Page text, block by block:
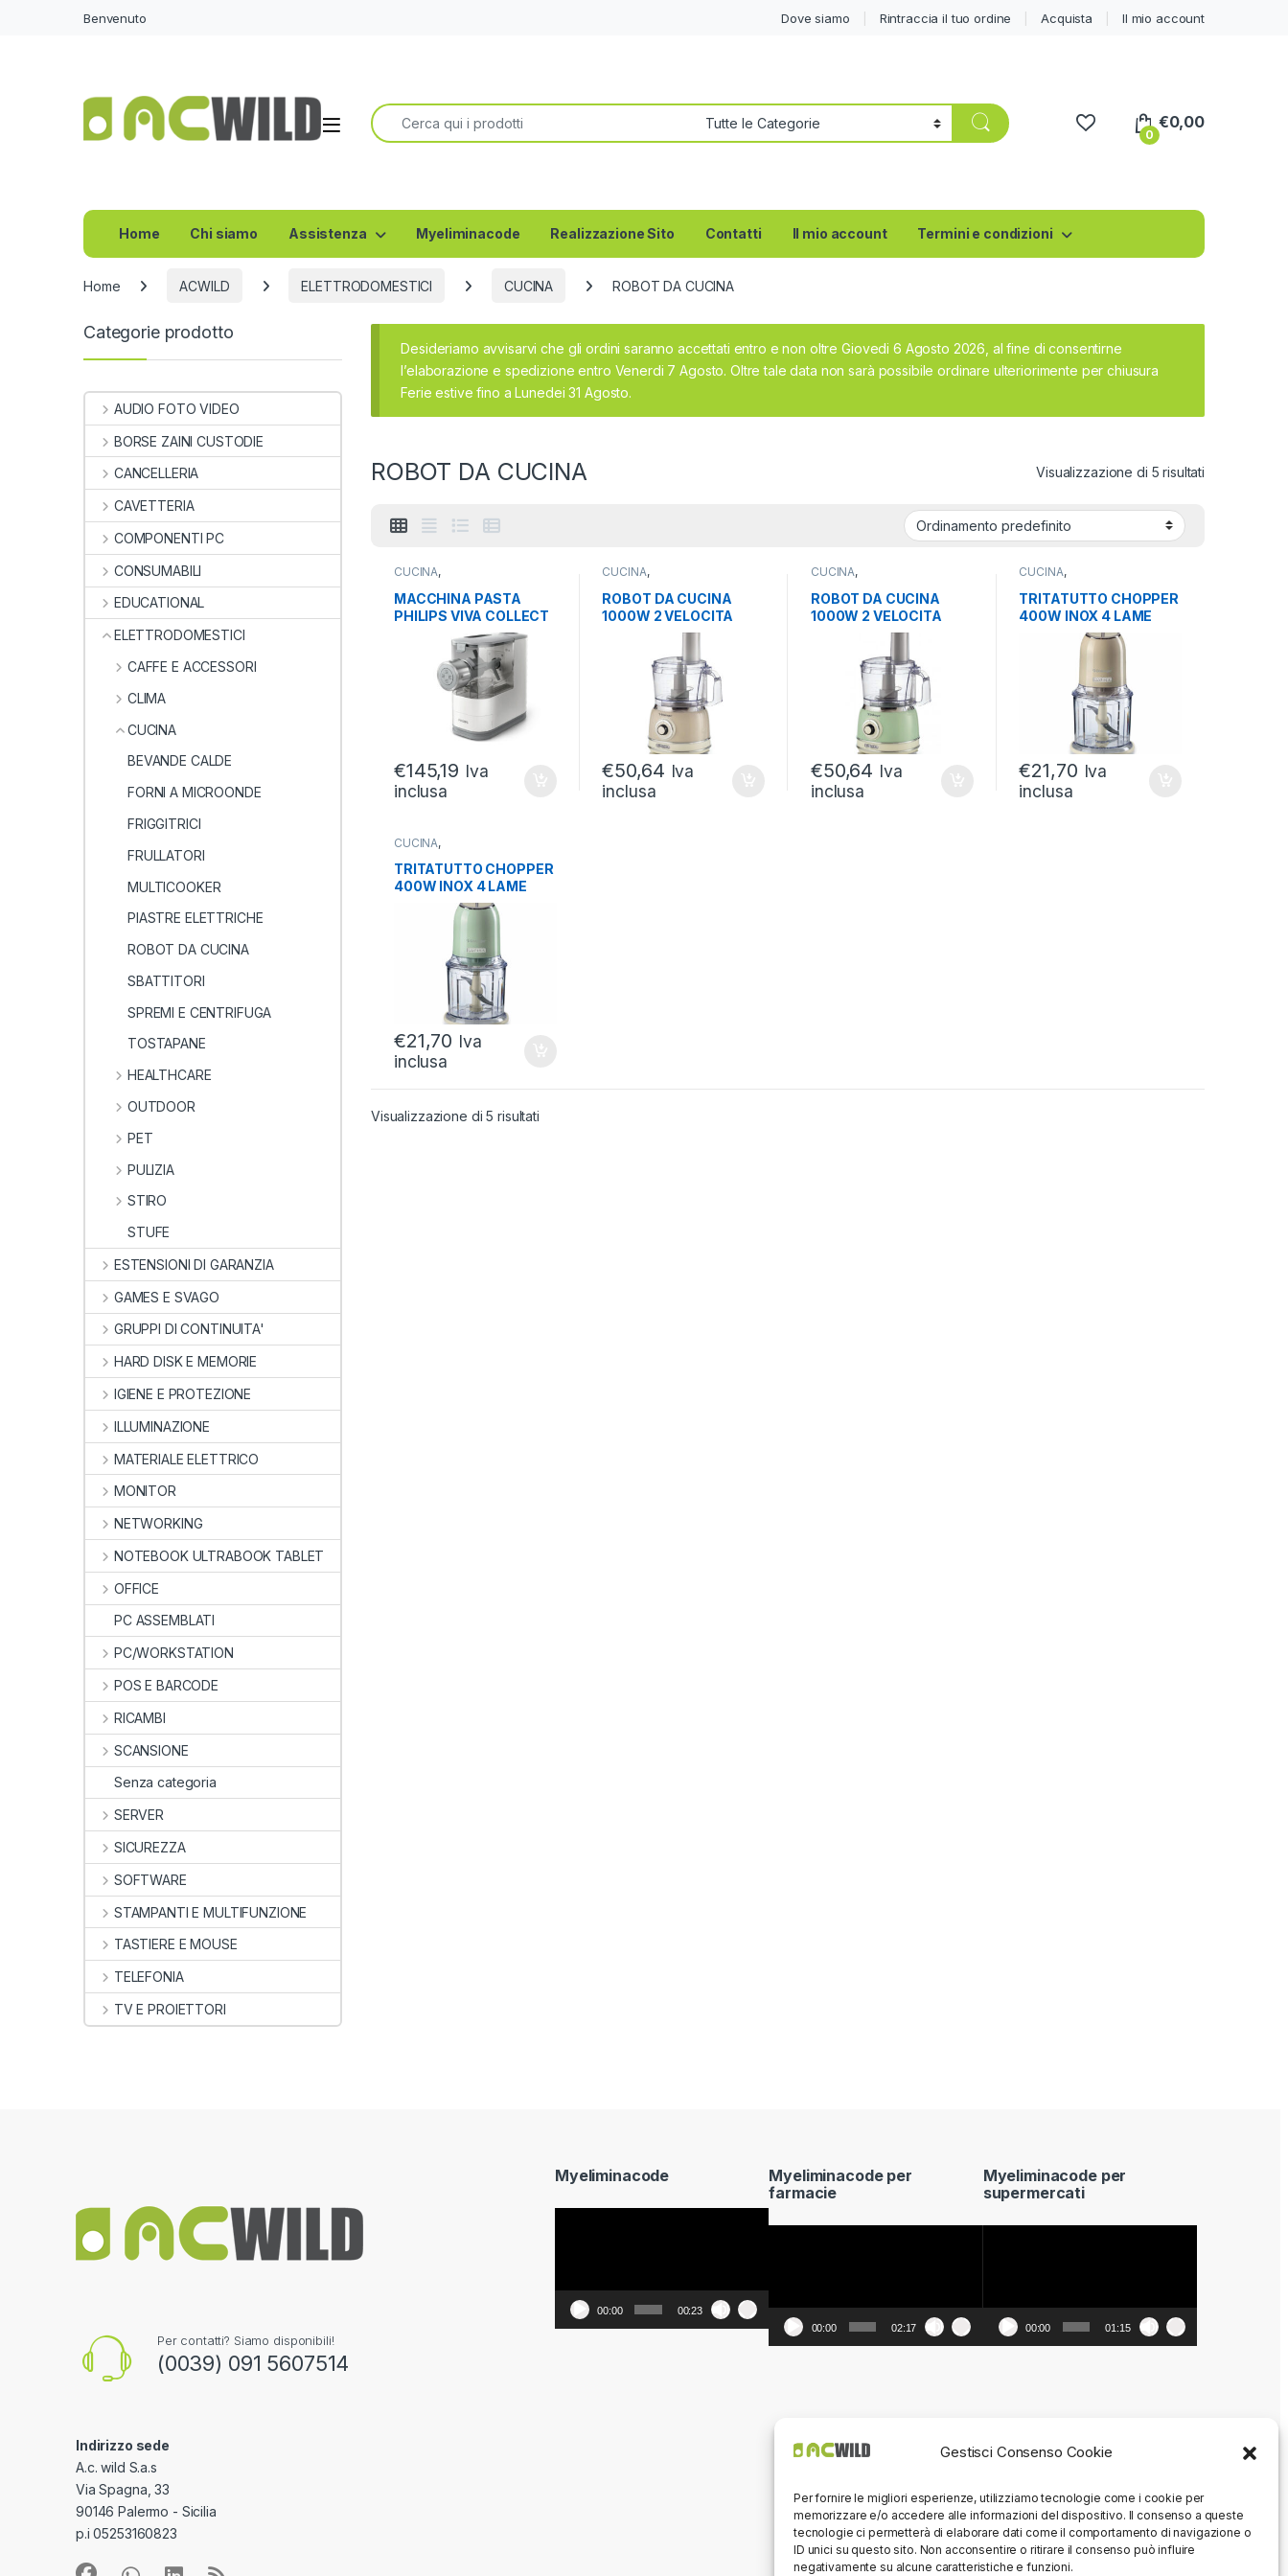
Gestisci Consenso Cookie
Per fornire le migliori esperienze, utilizziamo tecnologie come i cookie per
memorizzare e/o accedere alle informazioni del dispositivo. Il consenso a queste
tecnologie ci permetterà di elaborare dati come il comportamento di navigazione o
ID unici su questo sito. Non acconsentire o ritirare il consenso può influire
negativamente su alcune caratteristiche e funzioni.
Benvenuto Dove siamo Rintraccia il tuo ordine Acquista Il mio account
Ricerca per:
0
€0,00
Home Chi siamo Assistenza Myeliminacode Realizzazione Sito Contatti Il mio account Termini e condizioni
Home ACWILD ELETTRODOMESTICI CUCINA ROBOT DA CUCINA
Desideriamo avvisarvi che gli ordini saranno accettati entro e non oltre Giovedi 6 Agosto 2026, al fine di consentirne
l’elaborazione e spedizione entro Venerdi 7 Agosto. Oltre tale data non sarà possibile ordinare ulteriorimente per chiusura
Ferie estive fino a Lunedei 31 Agosto.
ROBOT DA CUCINA Visualizzazione di 5 risultati
CUCINA,
ROBOT DA CUCINA
MACCHINA PASTA
PHILIPS VIVA COLLECT
COLLECTION PASTA
HR2345/19
€145,19 Iva
inclusa
CUCINA,
ROBOT DA CUCINA
ROBOT DA CUCINA
1000W 2 VELOCITA
SERIE VINTAGE 2,1 LITRI
€50,64 Iva
inclusa
CUCINA,
ROBOT DA CUCINA
ROBOT DA CUCINA
1000W 2 VELOCITA
SERIE VINTAGE 2,1 LITRI
€50,64 Iva
inclusa
CUCINA,
ROBOT DA CUCINA
TRITATUTTO CHOPPER
400W INOX 4 LAME
600ML BEIGE
€21,70 Iva
inclusa
CUCINA,
ELETTRODOMESTICI
ROBOT DA CUCINA
TRITATUTTO CHOPPER
400W INOX 4 LAME
600ML VERDE
€21,70 Iva
inclusa
Visualizzazione di 5 risultati
Categorie prodotto
AUDIO FOTO VIDEO
BORSE ZAINI CUSTODIE
CANCELLERIA
CAVETTERIA
COMPONENTI PC
CONSUMABILI
EDUCATIONAL
ELETTRODOMESTICI
CAFFE E ACCESSORI
CLIMA
CUCINA
BEVANDE CALDE
FORNI A MICROONDE
FRIGGITRICI
FRULLATORI
MULTICOOKER
PIASTRE ELETTRICHE
ROBOT DA CUCINA
SBATTITORI
SPREMI E CENTRIFUGA
TOSTAPANE
HEALTHCARE
OUTDOOR
PET
PULIZIA
STIRO
STUFE
ESTENSIONI DI GARANZIA
GAMES E SVAGO
GRUPPI DI CONTINUITA'
HARD DISK E MEMORIE
IGIENE E PROTEZIONE
ILLUMINAZIONE
MATERIALE ELETTRICO
MONITOR
NETWORKING
NOTEBOOK ULTRABOOK TABLET
OFFICE
PC ASSEMBLATI
PC/WORKSTATION
POS E BARCODE
RICAMBI
SCANSIONE
Senza categoria
SERVER
SICUREZZA
SOFTWARE
STAMPANTI E MULTIFUNZIONE
TASTIERE E MOUSE
TELEFONIA
TV E PROIETTORI
Per contatti? Siamo disponibili!
(0039) 091 5607514
Indirizzo sede
A.c. wild S.a.s
Via Spagna, 33
90146 Palermo - Sicilia
p.i 05253160823
Myeliminacode
00:00 00:23
Myeliminacode per
farmacie
00:00 02:17
Myeliminacode per
supermercati
00:00 01:15